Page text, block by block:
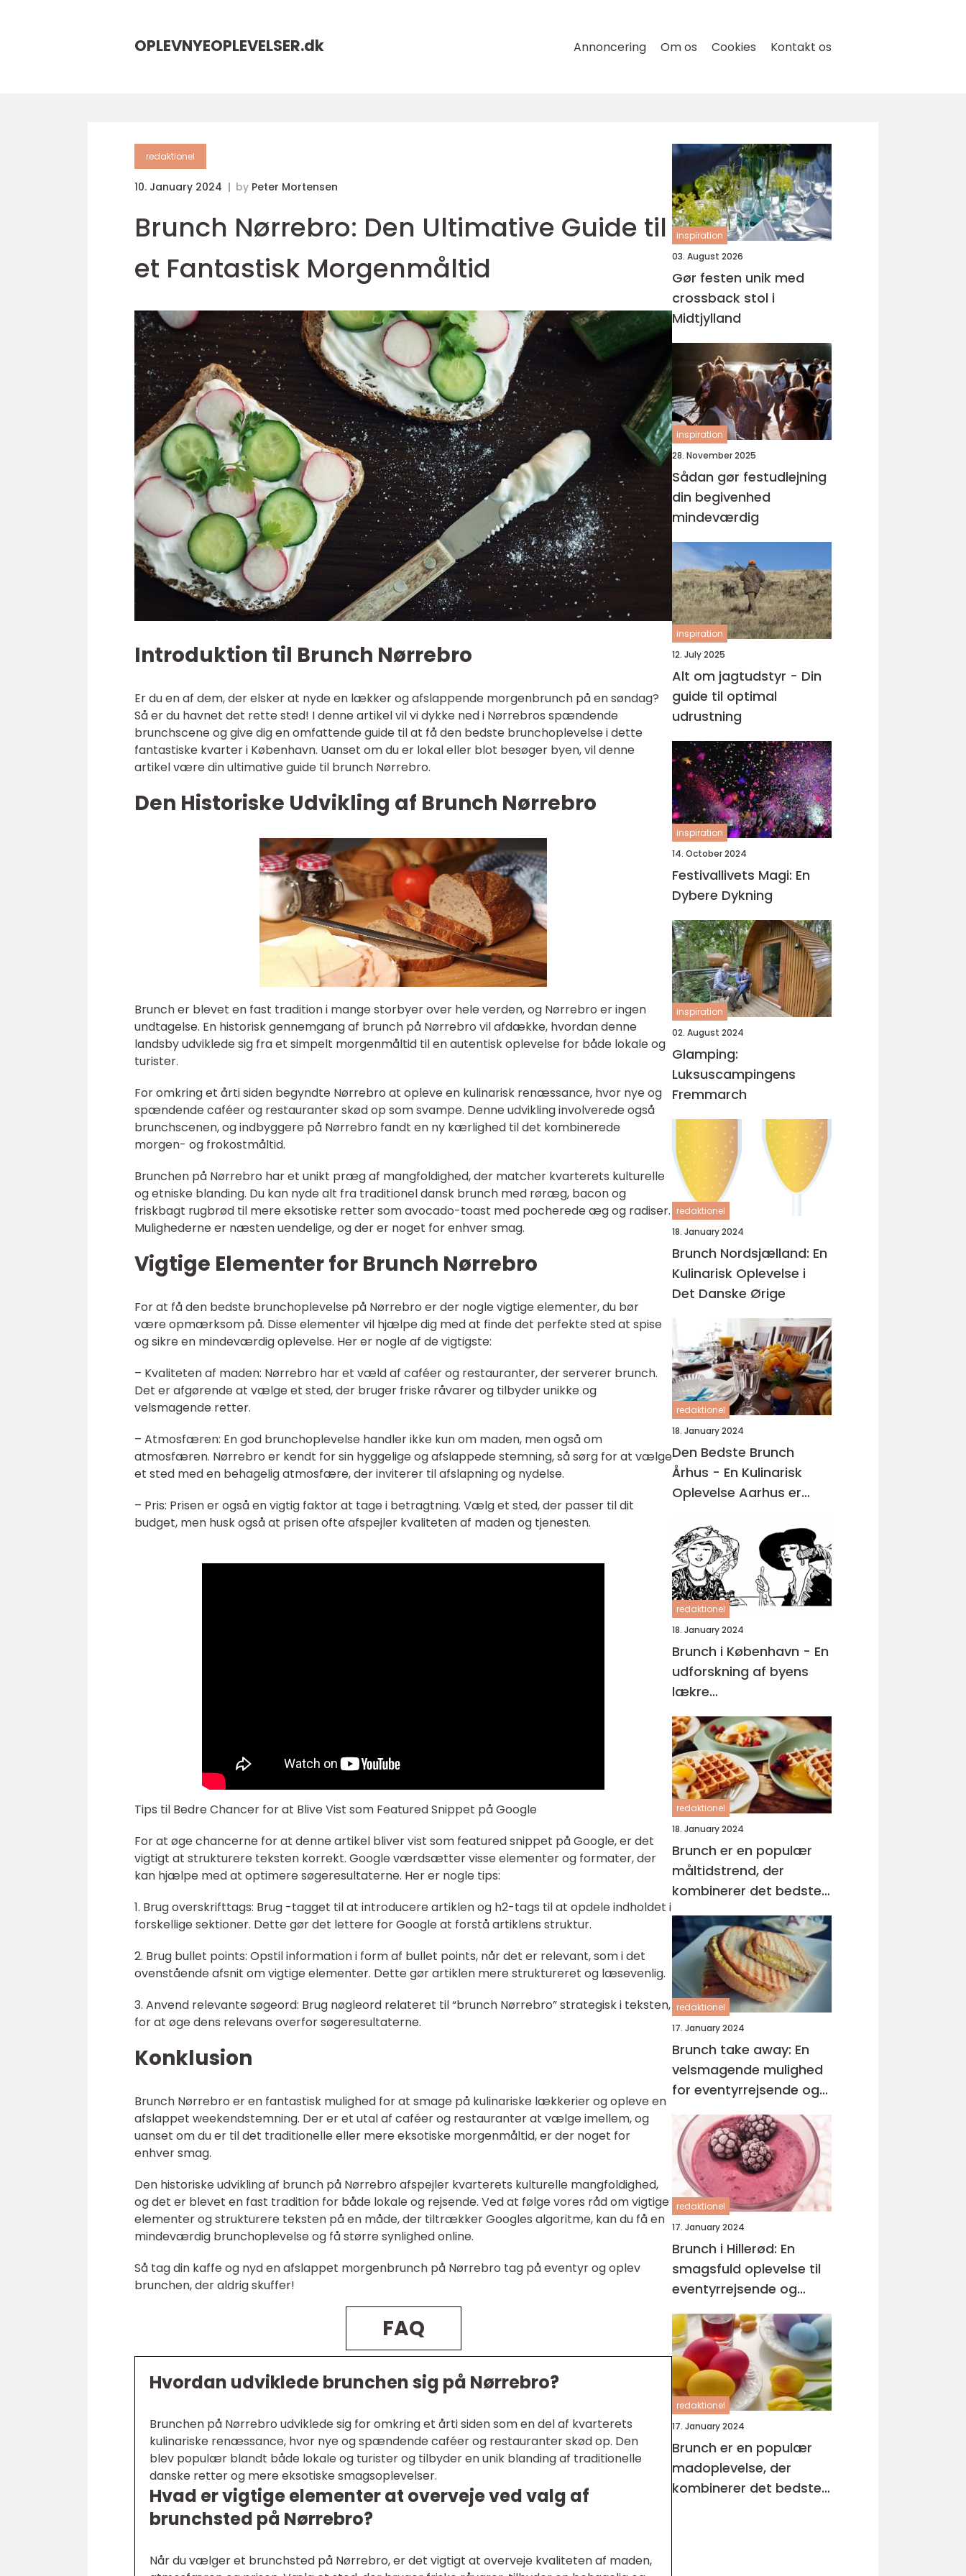
OPLEVNYEOPLEVELSER.dk Annoncering Om os Cookies Kontakt os
redaktionel
10. January 2024 by Peter Mortensen
Brunch Nørrebro: Den Ultimative Guide til
et Fantastisk Morgenmåltid
Introduktion til Brunch Nørrebro
Er du en af dem, der elsker at nyde en lækker og afslappende morgenbrunch på en søndag?
Så er du havnet det rette sted! I denne artikel vil vi dykke ned i Nørrebros spændende
brunchscene og give dig en omfattende guide til at få den bedste brunchoplevelse i dette
fantastiske kvarter i København. Uanset om du er lokal eller blot besøger byen, vil denne
artikel være din ultimative guide til brunch Nørrebro.
Den Historiske Udvikling af Brunch Nørrebro
Brunch er blevet en fast tradition i mange storbyer over hele verden, og Nørrebro er ingen
undtagelse. En historisk gennemgang af brunch på Nørrebro vil afdække, hvordan denne
landsby udviklede sig fra et simpelt morgenmåltid til en autentisk oplevelse for både lokale og
turister.
For omkring et årti siden begyndte Nørrebro at opleve en kulinarisk renæssance, hvor nye og
spændende caféer og restauranter skød op som svampe. Denne udvikling involverede også
brunchscenen, og indbyggere på Nørrebro fandt en ny kærlighed til det kombinerede
morgen- og frokostmåltid.
Brunchen på Nørrebro har et unikt præg af mangfoldighed, der matcher kvarterets kulturelle
og etniske blanding. Du kan nyde alt fra traditionel dansk brunch med røræg, bacon og
friskbagt rugbrød til mere eksotiske retter som avocado-toast med pocherede æg og radiser.
Mulighederne er næsten uendelige, og der er noget for enhver smag.
Vigtige Elementer for Brunch Nørrebro
For at få den bedste brunchoplevelse på Nørrebro er der nogle vigtige elementer, du bør
være opmærksom på. Disse elementer vil hjælpe dig med at finde det perfekte sted at spise
og sikre en mindeværdig oplevelse. Her er nogle af de vigtigste:
– Kvaliteten af maden: Nørrebro har et væld af caféer og restauranter, der serverer brunch.
Det er afgørende at vælge et sted, der bruger friske råvarer og tilbyder unikke og
velsmagende retter.
– Atmosfæren: En god brunchoplevelse handler ikke kun om maden, men også om
atmosfæren. Nørrebro er kendt for sin hyggelige og afslappede stemning, så sørg for at vælge
et sted med en behagelig atmosfære, der inviterer til afslapning og nydelse.
– Pris: Prisen er også en vigtig faktor at tage i betragtning. Vælg et sted, der passer til dit
budget, men husk også at prisen ofte afspejler kvaliteten af maden og tjenesten.
Tips til Bedre Chancer for at Blive Vist som Featured Snippet på Google
For at øge chancerne for at denne artikel bliver vist som featured snippet på Google, er det
vigtigt at strukturere teksten korrekt. Google værdsætter visse elementer og formater, der
kan hjælpe med at optimere søgeresultaterne. Her er nogle tips:
1. Brug overskrifttags: Brug -tagget til at introducere artiklen og h2-tags til at opdele indholdet i
forskellige sektioner. Dette gør det lettere for Google at forstå artiklens struktur.
2. Brug bullet points: Opstil information i form af bullet points, når det er relevant, som i det
ovenstående afsnit om vigtige elementer. Dette gør artiklen mere struktureret og læsevenlig.
3. Anvend relevante søgeord: Brug nøgleord relateret til “brunch Nørrebro” strategisk i teksten,
for at øge dens relevans overfor søgeresultaterne.
Konklusion
Brunch Nørrebro er en fantastisk mulighed for at smage på kulinariske lækkerier og opleve en
afslappet weekendstemning. Der er et utal af caféer og restauranter at vælge imellem, og
uanset om du er til det traditionelle eller mere eksotiske morgenmåltid, er der noget for
enhver smag.
Den historiske udvikling af brunch på Nørrebro afspejler kvarterets kulturelle mangfoldighed,
og det er blevet en fast tradition for både lokale og rejsende. Ved at følge vores råd om vigtige
elementer og strukturere teksten på en måde, der tiltrækker Googles algoritme, kan du få en
mindeværdig brunchoplevelse og få større synlighed online.
Så tag din kaffe og nyd en afslappet morgenbrunch på Nørrebro tag på eventyr og oplev
brunchen, der aldrig skuffer!
FAQ
Hvordan udviklede brunchen sig på Nørrebro?
Brunchen på Nørrebro udviklede sig for omkring et årti siden som en del af kvarterets
kulinariske renæssance, hvor nye og spændende caféer og restauranter skød op. Den
blev populær blandt både lokale og turister og tilbyder en unik blanding af traditionelle
danske retter og mere eksotiske smagsoplevelser.
Hvad er vigtige elementer at overveje ved valg af
brunchsted på Nørrebro?
Når du vælger et brunchsted på Nørrebro, er det vigtigt at overveje kvaliteten af maden,
inspiration
03. August 2026
Gør festen unik med
crossback stol i
Midtjylland
inspiration
28. November 2025
Sådan gør festudlejning
din begivenhed
mindeværdig
inspiration
12. July 2025
Alt om jagtudstyr - Din
guide til optimal
udrustning
inspiration
14. October 2024
Festivallivets Magi: En
Dybere Dykning
inspiration
02. August 2024
Glamping:
Luksuscampingens
Fremmarch
redaktionel
18. January 2024
Brunch Nordsjælland: En
Kulinarisk Oplevelse i
Det Danske Ørige
redaktionel
18. January 2024
Den Bedste Brunch
Århus - En Kulinarisk
Oplevelse Aarhus er
hvor der findes en bred
vifte af restauranter,
caféer og spisesteder
redaktionel
18. January 2024
Brunch i København - En
udforskning af byens
lækre
morgenmadsoplevelser
redaktionel
18. January 2024
Brunch er en populær
måltidstrend, der
kombinerer det bedste
fra morgenmad og
frokost
redaktionel
17. January 2024
Brunch take away: En
velsmagende mulighed
for eventyrrejsende og
backpackere
redaktionel
17. January 2024
Brunch i Hillerød: En
smagsfuld oplevelse til
eventyrrejsende og
backpackere
redaktionel
17. January 2024
Brunch er en populær
madoplevelse, der
kombinerer det bedste